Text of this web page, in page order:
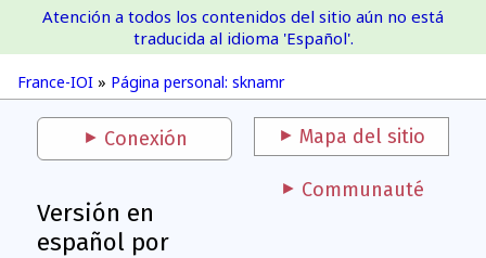
France-IOI
France-IOI » Página personal: sknamr
Atención a todos los contenidos del sitio aún no está
traducida al idioma 'Español'.
Conexión Mapa del sitio
Versión en
español por
Communauté